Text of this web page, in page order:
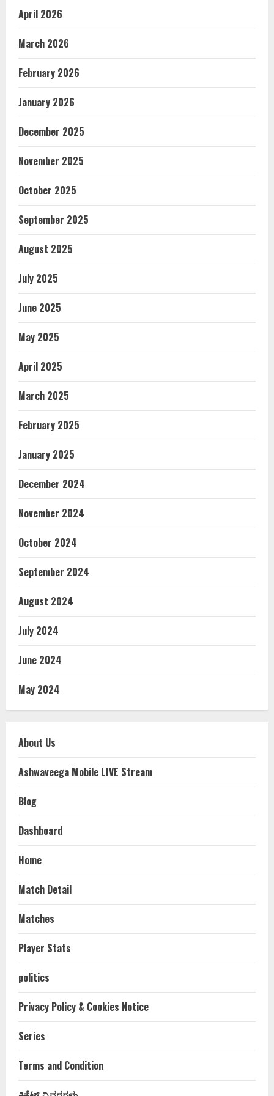
April 2026
March 2026
February 2026
January 2026
December 2025
November 2025
October 2025
September 2025
August 2025
July 2025
June 2025
May 2025
April 2025
March 2025
February 2025
January 2025
December 2024
November 2024
October 2024
September 2024
August 2024
July 2024
June 2024
May 2024
About Us
Ashwaveega Mobile LIVE Stream
Blog
Dashboard
Home
Match Detail
Matches
Player Stats
politics
Privacy Policy & Cookies Notice
Series
Terms and Condition